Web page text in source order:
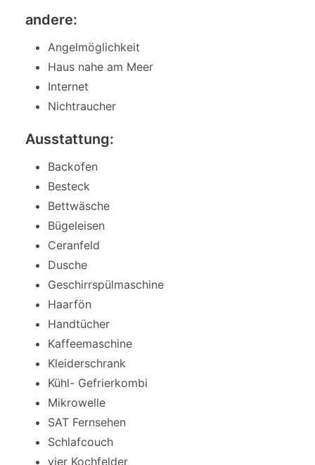
andere:
Angelmöglichkeit
Haus nahe am Meer
Internet
Nichtraucher
Ausstattung:
Backofen
Besteck
Bettwäsche
Bügeleisen
Ceranfeld
Dusche
Geschirrspülmaschine
Haarfön
Handtücher
Kaffeemaschine
Kleiderschrank
Kühl- Gefrierkombi
Mikrowelle
SAT Fernsehen
Schlafcouch
vier Kochfelder